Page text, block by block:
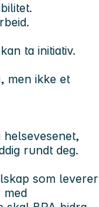
ta initiativ.
men ikke et
rundt deg.
som leverer
med